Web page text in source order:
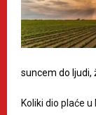
suncem do ljudi,
Koliki dio plaće